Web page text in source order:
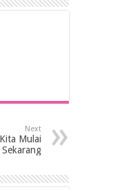
Next
Mulai
Sekarang